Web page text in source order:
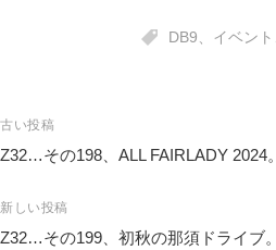
DB9 イベント
投
稿
ゲ
ー
古い投稿
Z32…その198、ALL FAIRLADY 2024。
新しい投稿
Z32…その199、初秋の那須ドライブ。